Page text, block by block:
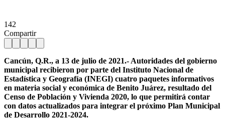
142
Compartir
Cancún, Q.R., a 13 de julio de 2021.- Autoridades del gobierno
municipal recibieron por parte del Instituto Nacional de
Estadística y Geografía (INEGI) cuatro paquetes informativos
en materia social y económica de Benito Juárez, resultado del
Censo de Población y Vivienda 2020, lo que permitirá contar
con datos actualizados para integrar el próximo Plan Municipal
de Desarrollo 2021-2024.